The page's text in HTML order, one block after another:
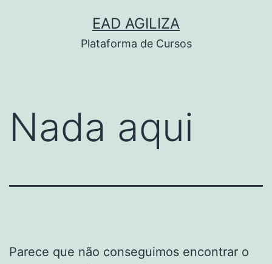
EAD AGILIZA
Plataforma de Cursos
Nada aqui
Parece que não conseguimos encontrar o